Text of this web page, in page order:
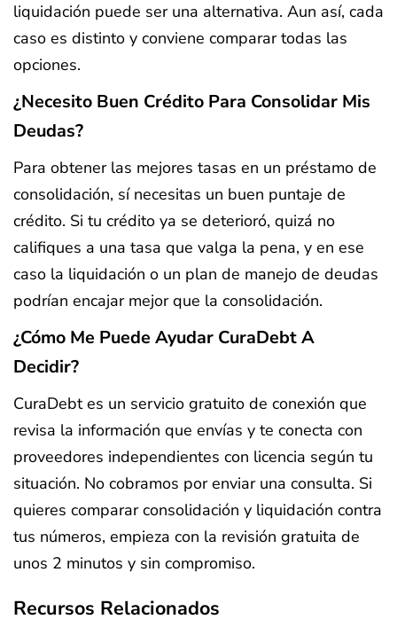
liquidación puede ser una alternativa. Aun así, cada
caso es distinto y conviene comparar todas las
opciones.
¿Necesito Buen Crédito Para Consolidar Mis
Deudas?
Para obtener las mejores tasas en un préstamo de
consolidación, sí necesitas un buen puntaje de
crédito. Si tu crédito ya se deterioró, quizá no
califiques a una tasa que valga la pena, y en ese
caso la liquidación o un plan de manejo de deudas
podrían encajar mejor que la consolidación.
¿Cómo Me Puede Ayudar CuraDebt A
Decidir?
CuraDebt es un servicio gratuito de conexión que
revisa la información que envías y te conecta con
proveedores independientes con licencia según tu
situación. No cobramos por enviar una consulta. Si
quieres comparar consolidación y liquidación contra
tus números, empieza con la revisión gratuita de
unos 2 minutos y sin compromiso.
Recursos Relacionados